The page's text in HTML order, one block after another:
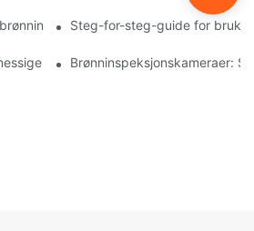
Viktige
Steg-for-steg-guide for bruk
brønninspeksjoner med
Brønninspeksjonskameraer: